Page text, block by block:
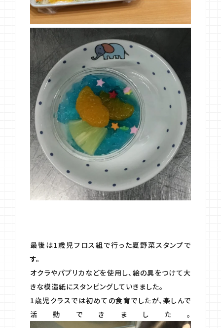
最後は1歳児フロス組で行った夏野菜スタンプで
す。
オクラやパプリカなどを使用し、絵の具をつけて大
きな模造紙にスタンピングしていきました。
1歳児クラスでは初めての食育でしたが、楽しんで
活動できました。